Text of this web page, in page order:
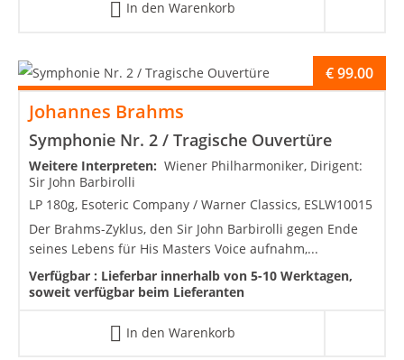
In den Warenkorb
Johannes Brahms
Symphonie Nr. 2 / Tragische Ouvertüre
€99.00
Weitere Interpreten: Wiener Philharmoniker, Dirigent:
Sir John Barbirolli
LP 180g, Esoteric Company / Warner Classics, ESLW10015
Der Brahms-Zyklus, den Sir John Barbirolli gegen Ende
seines Lebens für His Masters Voice aufnahm,...
Verfügbar : Lieferbar innerhalb von 5-10 Werktagen,
soweit verfügbar beim Lieferanten
In den Warenkorb